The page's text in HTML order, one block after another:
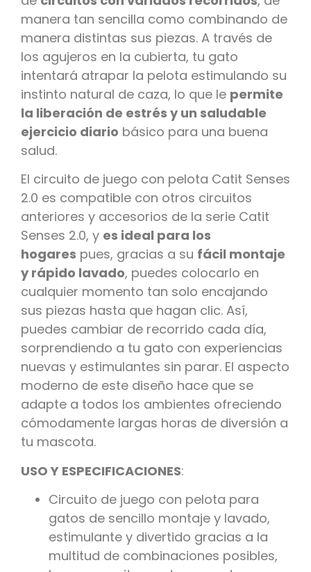
manera tan sencilla como combinando de
manera distintas sus piezas. A través de
los agujeros en la cubierta, tu gato
intentará atrapar la pelota estimulando su
instinto natural de caza, lo que le permite
la liberación de estrés y un saludable
ejercicio diario básico para una buena
salud.
El circuito de juego con pelota Catit Senses
2.0 es compatible con otros circuitos
anteriores y accesorios de la serie Catit
Senses 2.0, y es ideal para los
hogares pues, gracias a su fácil montaje
y rápido lavado, puedes colocarlo en
cualquier momento tan solo encajando
sus piezas hasta que hagan clic. Así,
puedes cambiar de recorrido cada día,
sorprendiendo a tu gato con experiencias
nuevas y estimulantes sin parar. El aspecto
moderno de este diseño hace que se
adapte a todos los ambientes ofreciendo
cómodamente largas horas de diversión a
tu mascota.
USO Y ESPECIFICACIONES:
Circuito de juego con pelota para
gatos de sencillo montaje y lavado,
estimulante y divertido gracias a la
multitud de combinaciones posibles,